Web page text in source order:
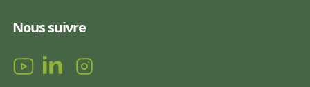
Nous suivre